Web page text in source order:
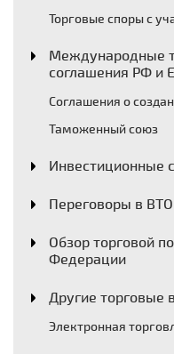
Торговые споры с
Международные
соглашения РФ и
Соглашения о
Таможенный союз
Инвестиционные
Переговоры в ВТО
Обзор торговой
Федерации
Другие торговые
Электронная